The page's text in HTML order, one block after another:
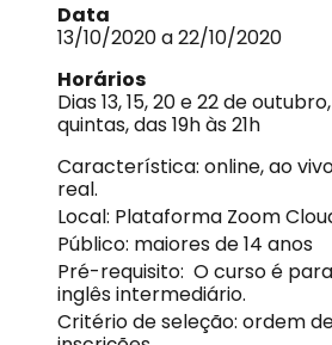
Data
13/10/2020 a 22/10/2020
Horários
Dias 13, 15, 20 e 22 de
quintas, das 19h às 21h
Característica: online, ao
real.
Local: Plataforma Zoom
Público: maiores de 14 anos
Pré-requisito: O curso é
inglês intermediário.
Critério de seleção: ordem